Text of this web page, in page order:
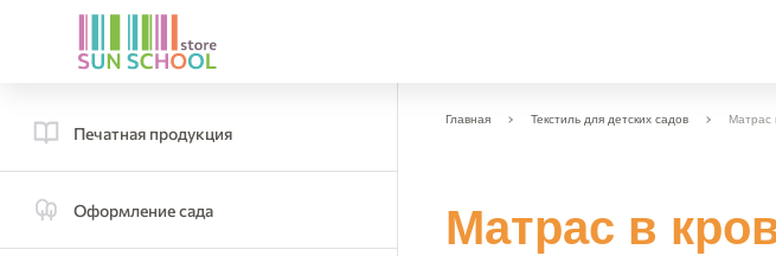
Печатная продукция
Оформление сада
Главная Текстиль для детских садов Матрас
Матрас в